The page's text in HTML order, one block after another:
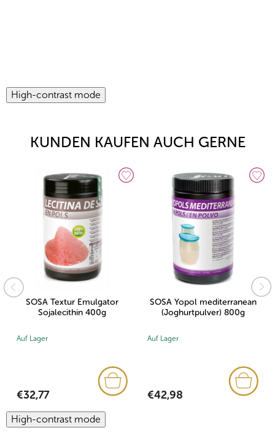
High-contrast mode
KUNDEN KAUFEN AUCH GERNE
SOSA Textur Emulgator
Sojalecithin 400g
Auf Lager
€32,77
SOSA Yopol mediterranean
(Joghurtpulver) 800g
Auf Lager
€42,98
High-contrast mode